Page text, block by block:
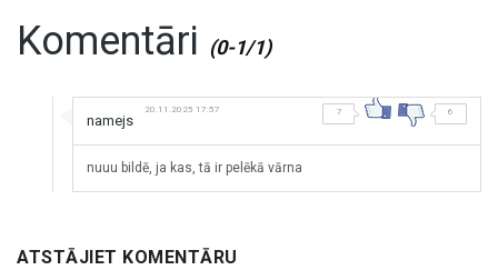
Komentāri (0-1/1)
namejs
20.11.2025 17:57 7 6
nuuu bildē, ja kas, tā ir pelēkā vārna
ATSTĀJIET KOMENTĀRU